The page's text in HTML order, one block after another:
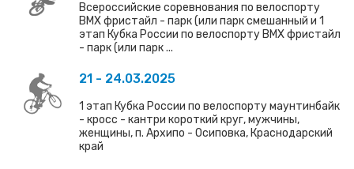
Всероссийские соревнования по велоспорту
ВМХ фристайл - парк (или парк смешанный и 1
этап Кубка России по велоспорту ВМХ фристайл
- парк (или парк ...
21 - 24.03.2025
1 этап Кубка России по велоспорту маунтинбайк
- кросс - кантри короткий круг, мужчины,
женщины, п. Архипо - Осиповка, Краснодарский
край